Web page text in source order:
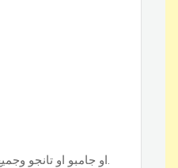
تصنيع وتركيب أبواب الوميتال جرار قطاع حسب نوع القطاع ps او جامبو او تانجو وجميع الألوان والمساحات, حسب الطلب بأسعار ممتازة.